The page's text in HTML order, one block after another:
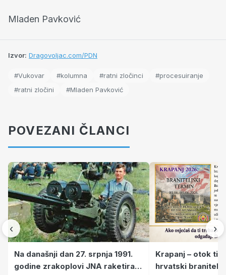
Mladen Pavković
Izvor: Dragovoljac.com/PDN
#Vukovar #kolumna #ratni zločinci
#procesuiranje
#ratni zločini
#Mladen Pavković
POVEZANI ČLANCI
‹
Na današnji dan 27. srpnja 1991.
godine zrakoplovi JNA raketirali
Krapanj – otok
hrvatski branitelji
›